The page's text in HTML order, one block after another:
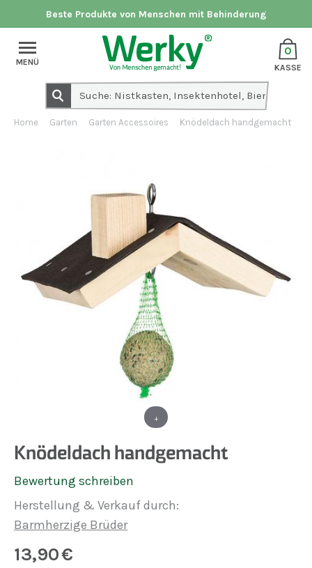
Beste Produkte von Menschen mit Behinderung
0
KASSE
MENÜ
Home Garten Garten Accessoires Knödeldach handgemacht
+
Knödeldach handgemacht
Bewertung schreiben
Herstellung & Verkauf durch:
Barmherzige Brüder
13,90€